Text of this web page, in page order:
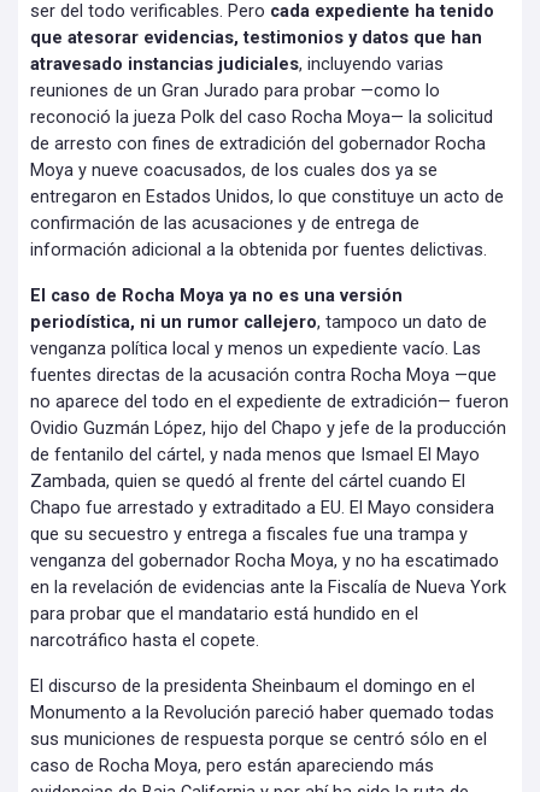
ser del todo verificables. Pero cada expediente ha tenido
que atesorar evidencias, testimonios y datos que han
atravesado instancias judiciales, incluyendo varias
reuniones de un Gran Jurado para probar —como lo
reconoció la jueza Polk del caso Rocha Moya— la solicitud
de arresto con fines de extradición del gobernador Rocha
Moya y nueve coacusados, de los cuales dos ya se
entregaron en Estados Unidos, lo que constituye un acto de
confirmación de las acusaciones y de entrega de
información adicional a la obtenida por fuentes delictivas.
El caso de Rocha Moya ya no es una versión
periodística, ni un rumor callejero, tampoco un dato de
venganza política local y menos un expediente vacío. Las
fuentes directas de la acusación contra Rocha Moya —que
no aparece del todo en el expediente de extradición— fueron
Ovidio Guzmán López, hijo del Chapo y jefe de la producción
de fentanilo del cártel, y nada menos que Ismael El Mayo
Zambada, quien se quedó al frente del cártel cuando El
Chapo fue arrestado y extraditado a EU. El Mayo considera
que su secuestro y entrega a fiscales fue una trampa y
venganza del gobernador Rocha Moya, y no ha escatimado
en la revelación de evidencias ante la Fiscalía de Nueva York
para probar que el mandatario está hundido en el
narcotráfico hasta el copete.
El discurso de la presidenta Sheinbaum el domingo en el
Monumento a la Revolución pareció haber quemado todas
sus municiones de respuesta porque se centró sólo en el
caso de Rocha Moya, pero están apareciendo más